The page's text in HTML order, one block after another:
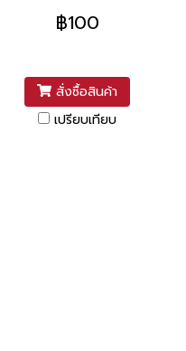
฿100
สั่งซื้อสินค้า
เปรียบเทียบ